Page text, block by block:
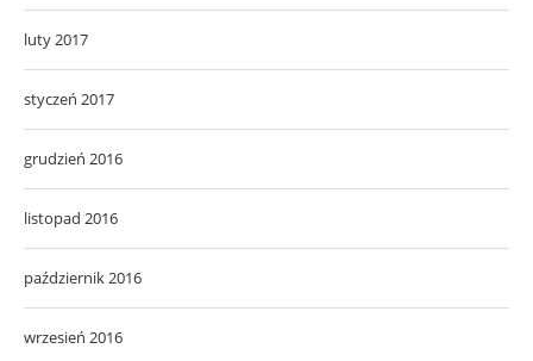
luty 2017
styczeń 2017
grudzień 2016
listopad 2016
październik 2016
wrzesień 2016